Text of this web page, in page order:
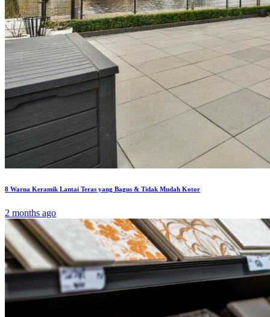
8 Warna Keramik Lantai Teras yang Bagus & Tidak Mudah Kotor
2 months ago